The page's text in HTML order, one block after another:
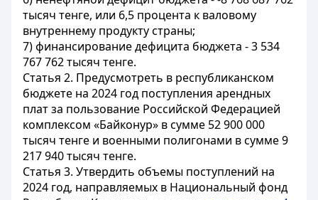
тысяч тенге, или 6,5 процента к валовому
внутреннему продукту страны;
7) финансирование дефицита бюджета - 3 534
767 762 тысяч тенге.
Статья 2. Предусмотреть в республиканском
бюджете на 2024 год поступления арендных
плат за пользование Российской Федерацией
комплексом «Байконур» в сумме 52 900 000
тысяч тенге и военными полигонами в сумме 9
217 940 тысяч тенге.
Статья 3. Утвердить объемы поступлений на
2024 год, направляемых в Национальный фонд